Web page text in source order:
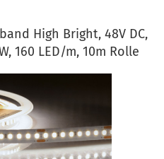
High Bright, 48V DC,
160 LED/m, 10m Rolle